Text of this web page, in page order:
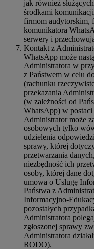
jak również
środkami
firmom audytorskim,
komunikatora
serwery i
Kontakt z
WhatsApp może
Administratora w
z Państwem w celu
(rachunku
przekazania
(w zależności od
WhatsApp) w
Administrator może
osobowych tylko
udzielenia
sprawy, której
przetwarzania
niezbędność ich
osoby, której dane
umowa o Usługę
Państwa z
Informacyjno-
pozostałych
Administratora
zgłoszonej sprawy
Administratora
RODO).